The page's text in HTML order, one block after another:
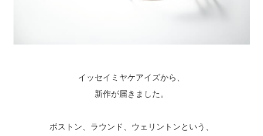
イッセイミヤケアイズから、
新作が届きました。
ボストン、ラウンド、ウェリントンという、